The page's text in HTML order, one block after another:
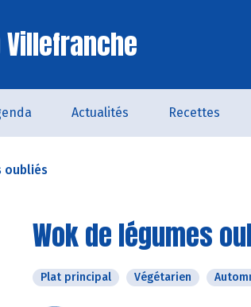
Actualités Recettes
oubliés
Wok de légumes
Plat principal Végétarien